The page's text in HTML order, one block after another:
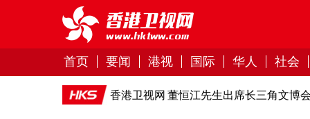
首页 要闻 港视 国际 华人 社会
香港卫视网 董恒江先生出席长三角文博